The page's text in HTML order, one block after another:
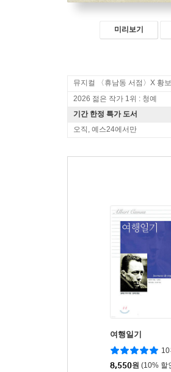
미리보기
2026 젊은 작가 1위 : 청예
기간 한정 특가 도서
오직, 예스24에서만
여행일기
10
8,550원 (10% 할